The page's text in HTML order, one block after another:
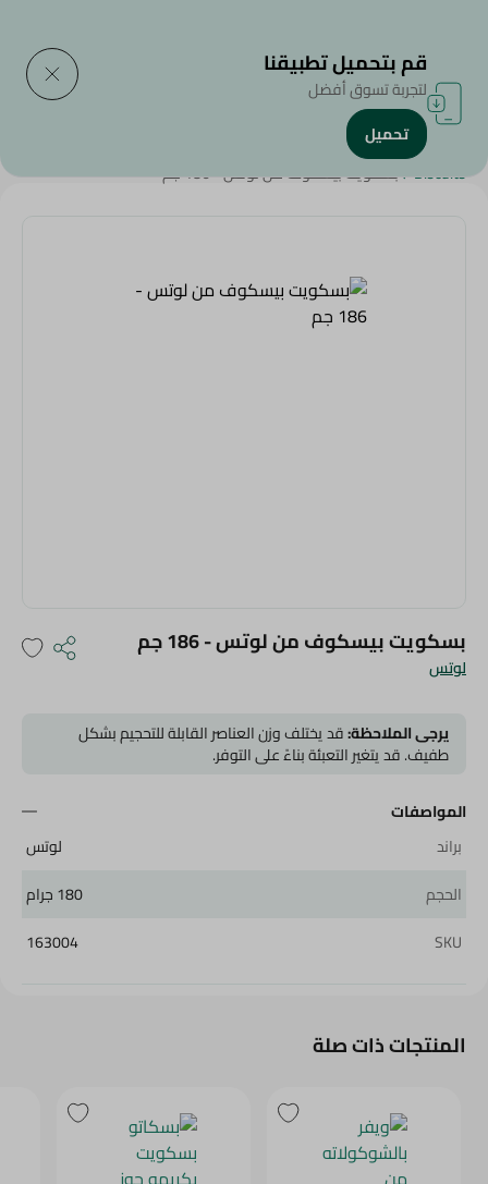
الرئيسية/سناكس وحلويات
Biscuits
/بسكويت بيسكوف من لوتس - 186 جم
لوتس
بسكويت بيسكوف من لوتس - 186 جم
يرجى الملاحظة:قد يختلف وزن العناصر القابلة للتحجيم بشكل
طفيف. قد يتغير التعبئة بناءً على التوفر.
المواصفات
براند
لوتس
الحجم
180 جرام
SKU
163004
المنتجات ذات صلة
قم بتحميل تطبيقنا
لتجربة تسوق أفضل
تحميل